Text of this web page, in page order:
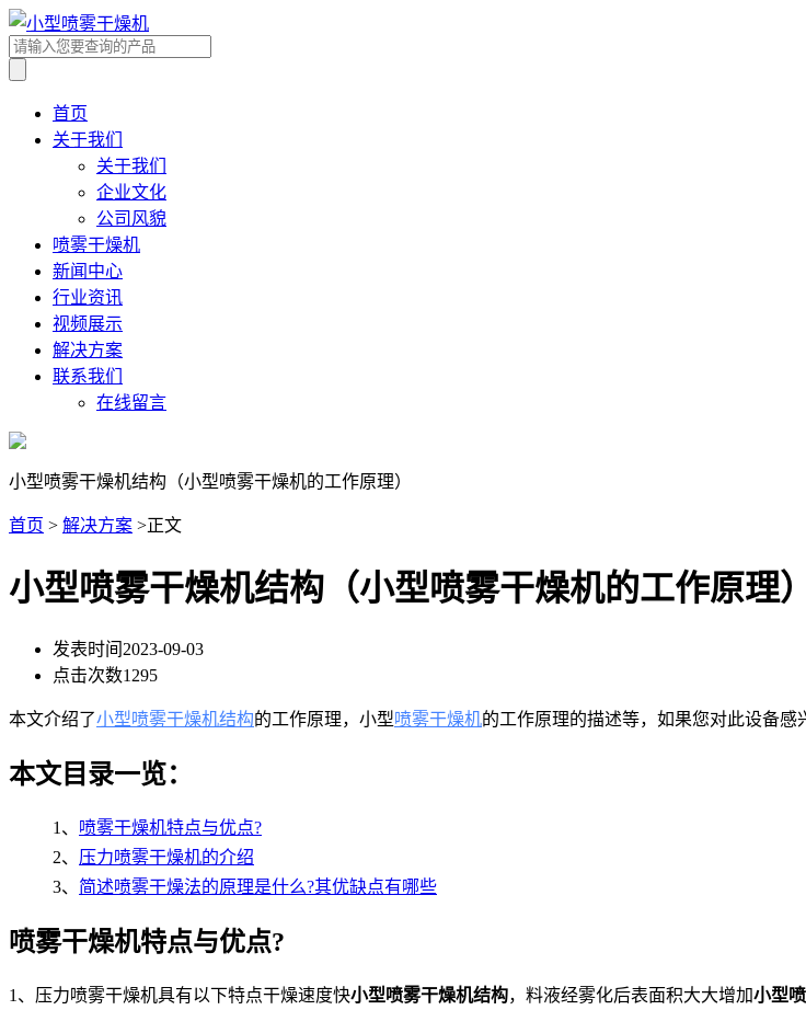
首页
关于我们
关于我们
企业文化
公司风貌
喷雾干燥机
新闻中心
行业资讯
视频展示
解决方案
联系我们
在线留言
小型喷雾干燥机结构（小型喷雾干燥机的工作原理）
首页 > 解决方案 >正文
小型喷雾干燥机结构（小型喷雾干燥机的工作原理）
发表时间 2023-09-03
点击次数1295
本文介绍了小型喷雾干燥机结构的工作原理，小型喷雾干燥机的工作原理的描述等，如果您对此设备感
本文目录一览：
1、 喷雾干燥机特点与优点?
2、 压力喷雾干燥机的介绍
3、 简述喷雾干燥法的原理是什么?其优缺点有哪些
喷雾干燥机特点与优点?
1、压力喷雾干燥机具有以下特点干燥速度快小型喷雾干燥机结构，料液经雾化后表面积大大增加小型